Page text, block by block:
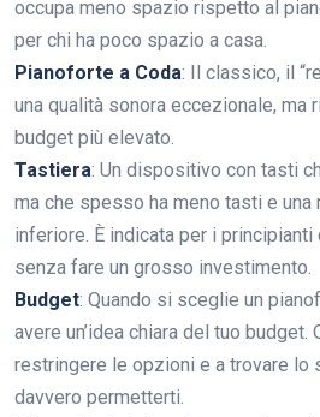
occupa meno spazio rispetto al
per chi ha poco spazio a casa.
Pianoforte a Coda: Il classico, il
una qualità sonora eccezionale, ma
budget più elevato.
Tastiera: Un dispositivo con tasti
ma che spesso ha meno tasti e
inferiore. È indicata per i
senza fare un grosso investimento.
Budget: Quando si sceglie un
avere un’idea chiara del tuo budget.
restringere le opzioni e a trovare lo
davvero permetterti.